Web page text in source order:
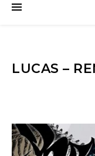
LUCAS –